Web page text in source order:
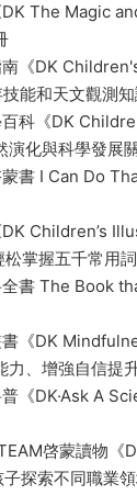
The Magic
《DK
能和天文觀測
科《DK
演化與科學發展
書 I Can Do
Children’s
掌握五千常用
書 The Book
《DK
力、增強自信提
《DK·Ask A
啓蒙讀物《
探索不同職業